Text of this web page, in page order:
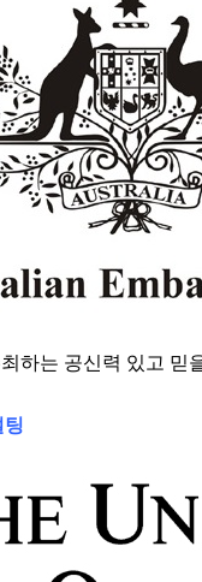
하는 공신력 있고 믿
팅